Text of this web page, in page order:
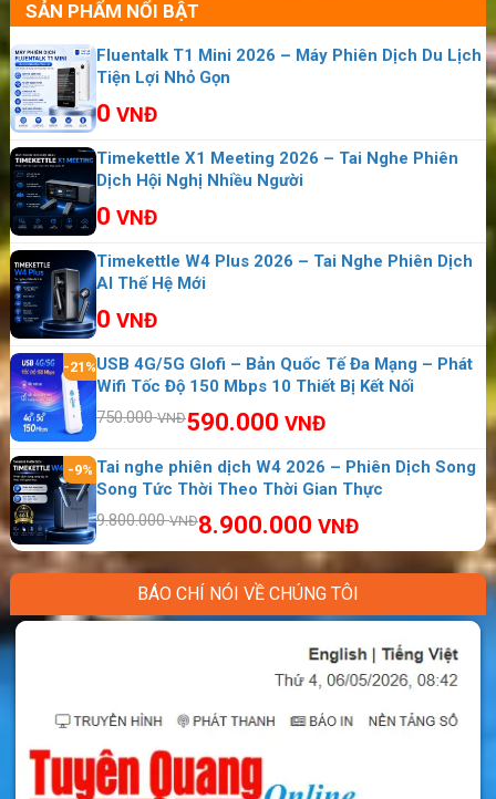
Jersey, tên chính thức Địa hạt Jersey, là một
thuộc địa Vương thất của Vương quốc Liên
hiệp Anh và Bắc Ireland, được quản lý bởi Chính
quyền Vương vị. Thủ đô là thành phố Saint
Helier. Tổng diện tích khu vực này là
119,5 km². Mã quay số: +44. Châu lục: Châu Âu
Bộ Phát Wifi Du Lịch 4G Quốc Tế Sahaha
R9 Sử Dụng 100 Nước Không Cần Sim
SẢN PHẨM NỔI BẬT
Fluentalk T1 Mini 2026 – Máy Phiên Dịch Du Lịch
Tiện Lợi Nhỏ Gọn
0 VNĐ
Timekettle X1 Meeting 2026 – Tai Nghe Phiên
Dịch Hội Nghị Nhiều Người
0 VNĐ
Timekettle W4 Plus 2026 – Tai Nghe Phiên Dịch
AI Thế Hệ Mới
0 VNĐ
-21%USB 4G/5G Glofi – Bản Quốc Tế Đa Mạng – Phát
Wifi Tốc Độ 150 Mbps 10 Thiết Bị Kết Nối
750.000VNĐ590.000 VNĐ
-9% Tai nghe phiên dịch W4 2026 – Phiên Dịch Song
Song Tức Thời Theo Thời Gian Thực
9.800.000VNĐ8.900.000 VNĐ
BÁO CHÍ NÓI VỀ CHÚNG TÔI